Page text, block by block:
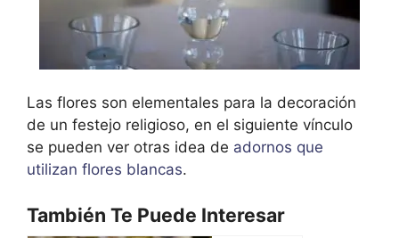
Las flores son elementales para la decoración
de un festejo religioso, en el siguiente vínculo
se pueden ver otras idea de adornos que
utilizan flores blancas.
También Te Puede Interesar